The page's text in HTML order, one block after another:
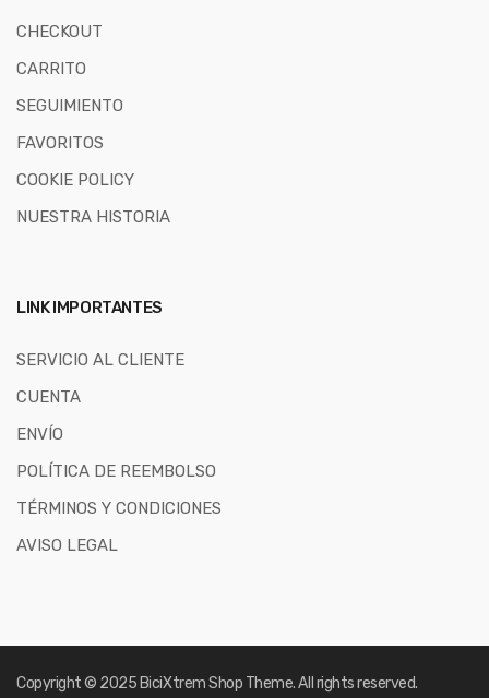
CHECKOUT
CARRITO
SEGUIMIENTO
FAVORITOS
COOKIE POLICY
NUESTRA HISTORIA
LINK IMPORTANTES
SERVICIO AL CLIENTE
CUENTA
ENVÍO
POLÍTICA DE REEMBOLSO
TÉRMINOS Y CONDICIONES
AVISO LEGAL
Copyright © 2025 BiciXtrem Shop Theme. All rights reserved.